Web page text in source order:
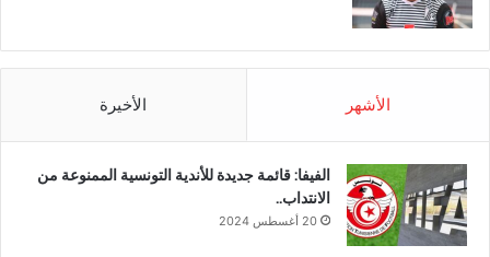
الأشهر الأخيرة
الفيفا: قائمة جديدة للأندية التونسية الممنوعة من
الانتداب..
20 أغسطس 2024